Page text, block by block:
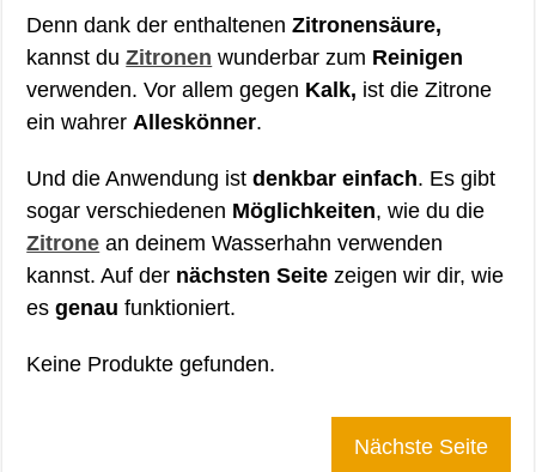
Denn dank der enthaltenenZitronensäure,
kannst duZitronen wunderbar zum Reinigen
verwenden. Vor allem gegen Kalk, ist die Zitrone
ein wahrer Alleskönner.
Und die Anwendung istdenkbar einfach. Es gibt
sogar verschiedenen Möglichkeiten, wie du die
Zitrone an deinem Wasserhahn verwenden
kannst. Auf der nächsten Seite zeigen wir dir, wie
esgenau funktioniert.
Keine Produkte gefunden.
Nächste Seite